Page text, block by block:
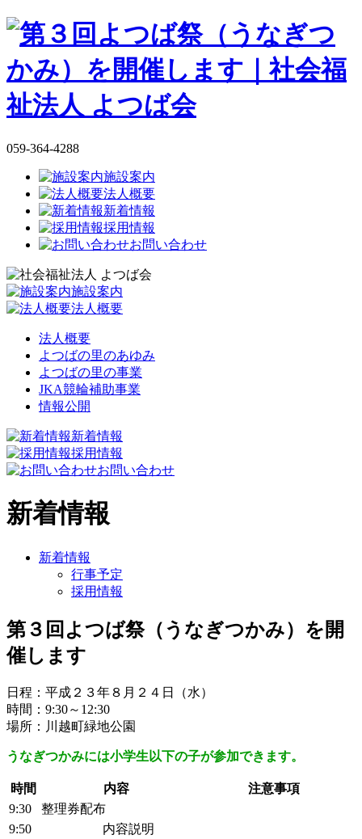
059-364-4288
施設案内
法人概要
新着情報
採用情報
お問い合わせ
施設案内
法人概要
法人概要
よつばの里のあゆみ
よつばの里の事業
JKA競輪補助事業
情報公開
新着情報
採用情報
お問い合わせ
新着情報
新着情報
行事予定
採用情報
第３回よつば祭（うなぎつかみ）を開
催します
日程：平成２３年８月２４日（水）
時間：9:30～12:30
場所：川越町緑地公園
うなぎつかみには小学生以下の子が参加できます。
時間 内容
注意事項
9:30
整理券配布
9:50 内容説明